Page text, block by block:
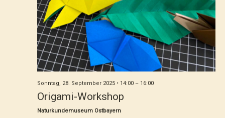
Sonntag, 28. September 2025 • 14:00– 16:00
Origami-Workshop
Naturkundemuseum Ostbayern